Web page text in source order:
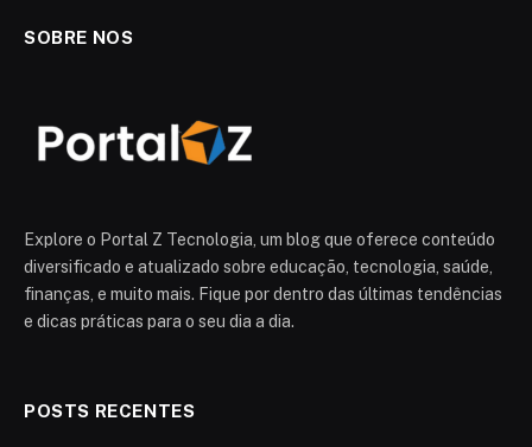
SOBRE NOS
Explore o Portal Z Tecnologia, um blog que oferece conteúdo
diversificado e atualizado sobre educação, tecnologia, saúde,
finanças, e muito mais. Fique por dentro das últimas tendências
e dicas práticas para o seu dia a dia.
POSTS RECENTES